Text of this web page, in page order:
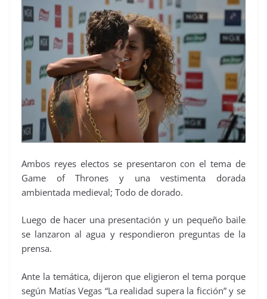
Ambos reyes electos se presentaron con el tema de
Game of Thrones y una vestimenta dorada
ambientada medieval; Todo de dorado.
Luego de hacer una presentación y un pequeño baile
se lanzaron al agua y respondieron preguntas de la
prensa.
Ante la temática, dijeron que eligieron el tema porque
según Matías Vegas “La realidad supera la ficción” y se